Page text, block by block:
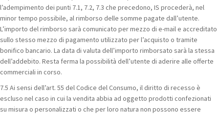
l’adempimento dei punti 7.1, 7.2, 7.3 che precedono, IS procederà, nel
minor tempo possibile, al rimborso delle somme pagate dall’utente.
L’importo del rimborso sarà comunicato per mezzo di e-mail e accreditato
sullo stesso mezzo di pagamento utilizzato per l’acquisto o tramite
bonifico bancario. La data di valuta dell’importo rimborsato sarà la stessa
dell’addebito. Resta ferma la possibilità dell’utente di aderire alle offerte
commerciali in corso.
7.5 Ai sensi dell’art. 55 del Codice del Consumo, il diritto di recesso è
escluso nel caso in cui la vendita abbia ad oggetto prodotti confezionati
su misura o personalizzati o che per loro natura non possono essere